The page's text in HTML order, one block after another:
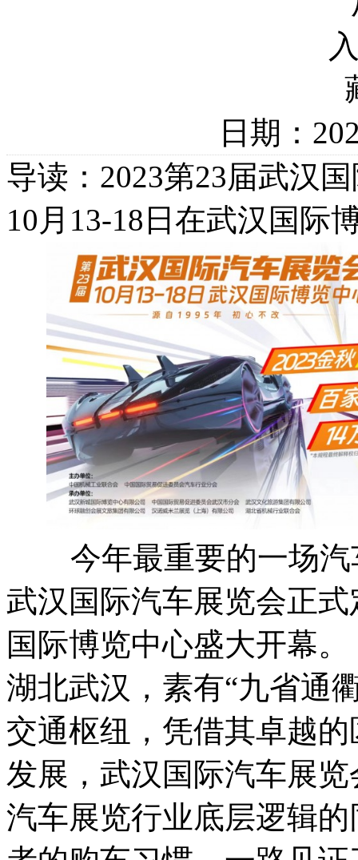
日期：
导读：2023第23届武汉
10月13-18日在武汉国际
今年最重要的一场汽
武汉国际汽车展览会正
国际博览中心盛大开幕。
湖北武汉，素有“九省通
交通枢纽，凭借其卓越
发展，武汉国际汽车展
汽车展览行业底层逻辑